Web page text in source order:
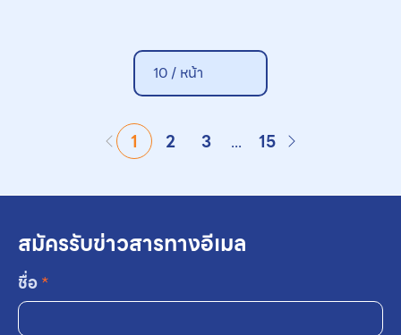
10 / หน้า
1 2 3 ... 15
สมัครรับข่าวสารทางอีเมล
ชื่อ*